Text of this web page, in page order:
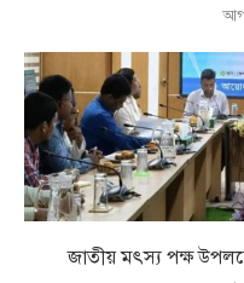
জাতীয় মৎস্য পক্ষ